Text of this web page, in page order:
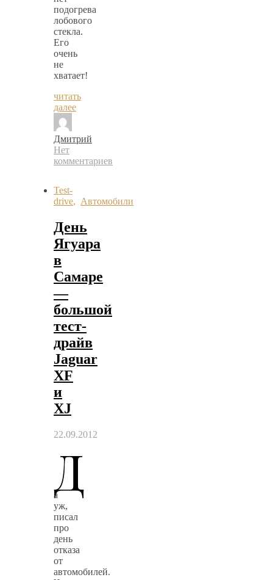
подогрева
лобового
стекла.
Его
очень
не
хватает!
читать
далее
Дмитрий
Нет
комментариев
Test-
drive, Автомобили
День
Ягуара
в
Самаре
—
большой
тест-
драйв
Jaguar
XF
и
XJ
22.09.2012
Д
а
уж,
писал
про
день
отказа
от
автомобилей.